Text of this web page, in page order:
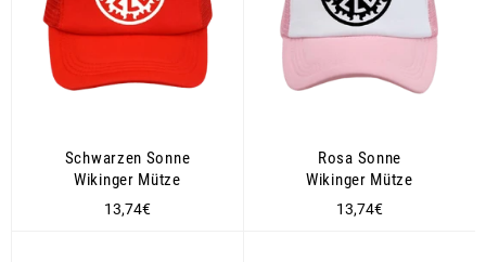
Schwarzen Sonne
Wikinger Mütze
Normaler
13,74€
Rosa Sonne
Wikinger Mütze
Normaler
13,74€